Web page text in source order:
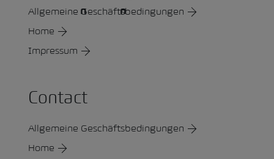
Allgemeine Geschäftsbedingungen
Home
Impressum
Contact
Allgemeine Geschäftsbedingungen
Home